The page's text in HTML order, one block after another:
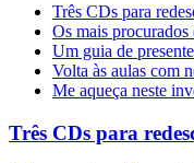
Três CDs para
Os mais
Um guia de
Volta às aulas com
Me aqueça neste
Três CDs para